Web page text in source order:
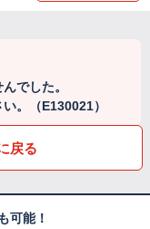
でした。
。（E130021）
戻る
可能！